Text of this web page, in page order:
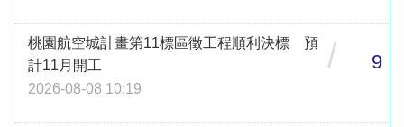
桃園航空城計畫第11標區徵工程順利決標 預
計11月開工
2026-08-08 10:19
/ 9